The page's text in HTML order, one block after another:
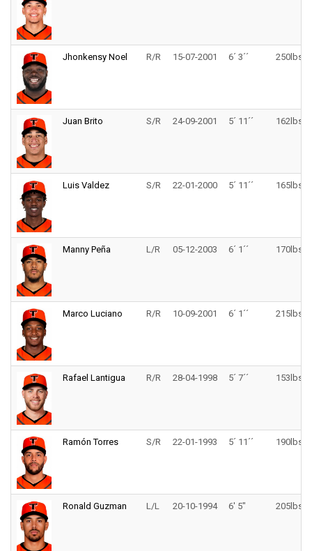
Jhonkensy Noel R/R 15-07-2001 6´ 3´´ 250lbs.
Juan Brito S/R 24-09-2001 5´ 11´´ 162lbs.
Luis Valdez S/R 22-01-2000 5´ 11´´ 165lbs.
Manny Peña L/R 05-12-2003 6´ 1´´ 170lbs.
Marco Luciano R/R 10-09-2001 6´ 1´´ 215lbs.
Rafael Lantigua R/R 28-04-1998 5´ 7´´ 153lbs.
Ramón Torres S/R 22-01-1993 5´ 11´´ 190lbs.
Ronald Guzman L/L 20-10-1994 6' 5" 205lbs.